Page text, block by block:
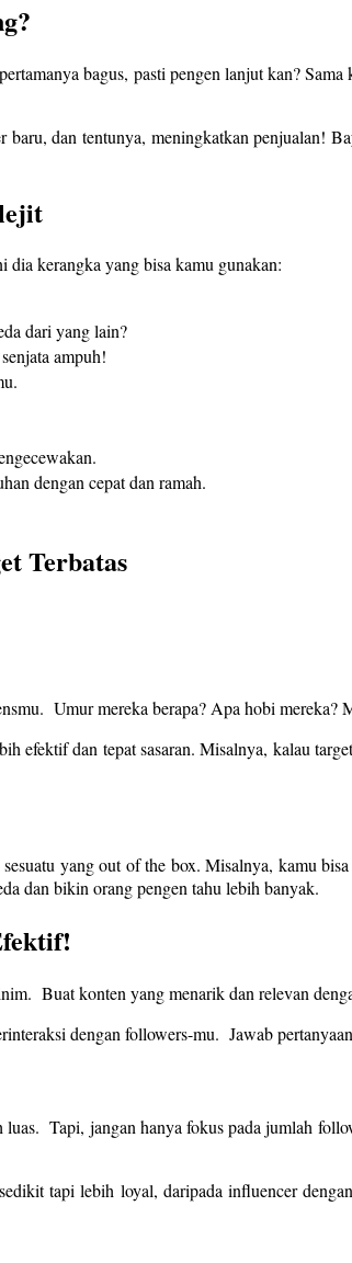
bagus, pasti pengen lanjut kan?
baru, dan tentunya, meningkatkan penjualan!
kerangka yang bisa kamu gunakan:
dari yang lain?
ampuh!
dengan cepat dan ramah.
Terbatas
Umur mereka berapa? Apa hobi mereka?
efektif dan tepat sasaran. Misalnya, kalau
yang out of the box. Misalnya, kamu
dan bikin orang pengen tahu lebih banyak.
Buat konten yang menarik dan relevan
dengan followers-mu. Jawab
Tapi, jangan hanya fokus pada jumlah
tapi lebih loyal, daripada influencer